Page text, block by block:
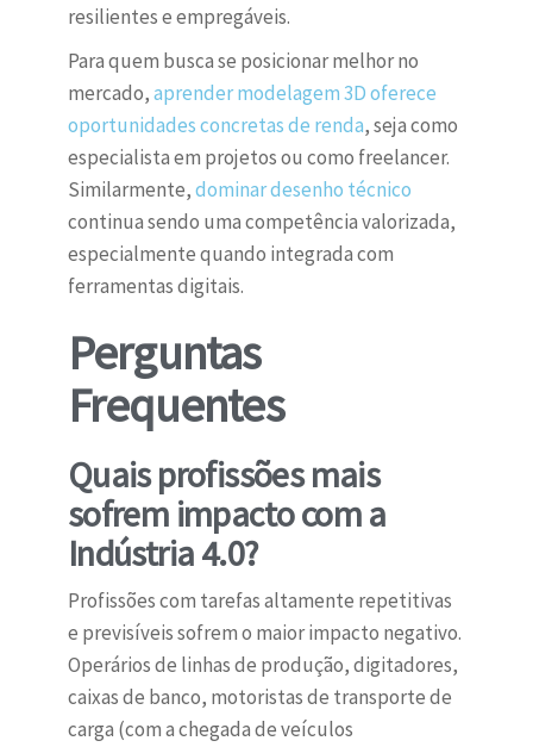
resilientes e empregáveis.
Para quem busca se posicionar melhor no
mercado,aprender modelagem 3D oferece
oportunidades concretas de renda, seja como
especialista em projetos ou como freelancer.
Similarmente,dominar desenho técnico
continua sendo uma competência valorizada,
especialmente quando integrada com
ferramentas digitais.
Perguntas
Frequentes
Quais profissões mais
sofrem impacto com a
Indústria 4.0?
Profissões com tarefas altamente repetitivas
e previsíveis sofrem o maior impacto negativo.
Operários de linhas de produção, digitadores,
caixas de banco, motoristas de transporte de
carga (com a chegada de veículos